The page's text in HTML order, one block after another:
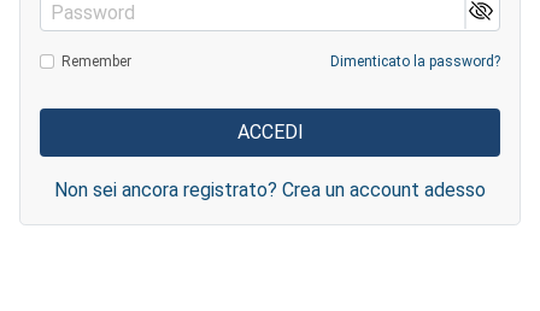
Password
Remember Dimenticato la password?
Non sei ancora registrato? Crea un account adesso